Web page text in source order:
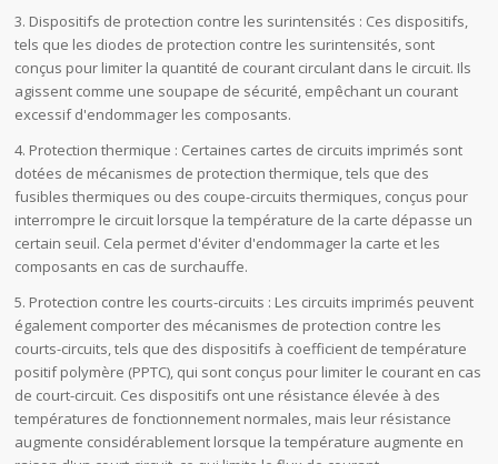
3. Dispositifs de protection contre les surintensités : Ces dispositifs,
tels que les diodes de protection contre les surintensités, sont
conçus pour limiter la quantité de courant circulant dans le circuit. Ils
agissent comme une soupape de sécurité, empêchant un courant
excessif d'endommager les composants.
4. Protection thermique : Certaines cartes de circuits imprimés sont
dotées de mécanismes de protection thermique, tels que des
fusibles thermiques ou des coupe-circuits thermiques, conçus pour
interrompre le circuit lorsque la température de la carte dépasse un
certain seuil. Cela permet d'éviter d'endommager la carte et les
composants en cas de surchauffe.
5. Protection contre les courts-circuits : Les circuits imprimés peuvent
également comporter des mécanismes de protection contre les
courts-circuits, tels que des dispositifs à coefficient de température
positif polymère (PPTC), qui sont conçus pour limiter le courant en cas
de court-circuit. Ces dispositifs ont une résistance élevée à des
températures de fonctionnement normales, mais leur résistance
augmente considérablement lorsque la température augmente en